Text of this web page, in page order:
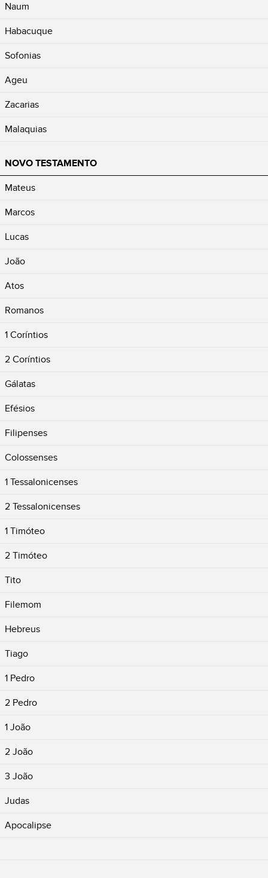
Naum
Habacuque
Sofonias
Ageu
Zacarias
Malaquias
NOVO TESTAMENTO
Mateus
Marcos
Lucas
João
Atos
Romanos
1 Coríntios
2 Coríntios
Gálatas
Efésios
Filipenses
Colossenses
1 Tessalonicenses
2 Tessalonicenses
1 Timóteo
2 Timóteo
Tito
Filemom
Hebreus
Tiago
1 Pedro
2 Pedro
1 João
2 João
3 João
Judas
Apocalipse